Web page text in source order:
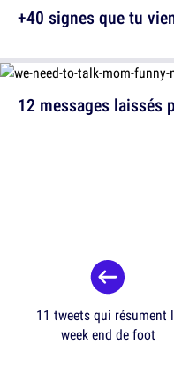
12 messages laissés
+40 signes que tu
11 tweets qui résument
week end de foot